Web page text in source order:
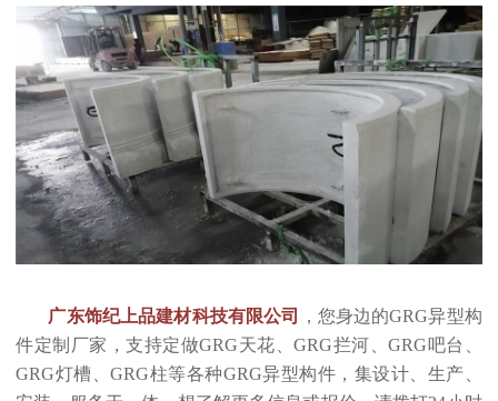
广东饰纪上品建材科技有限公司
，您身边的GRG异型构
件定制厂家，支持定做GRG天花、GRG拦河、GRG吧台、
GRG灯槽、GRG柱等各种GRG异型构件，集设计、生产、